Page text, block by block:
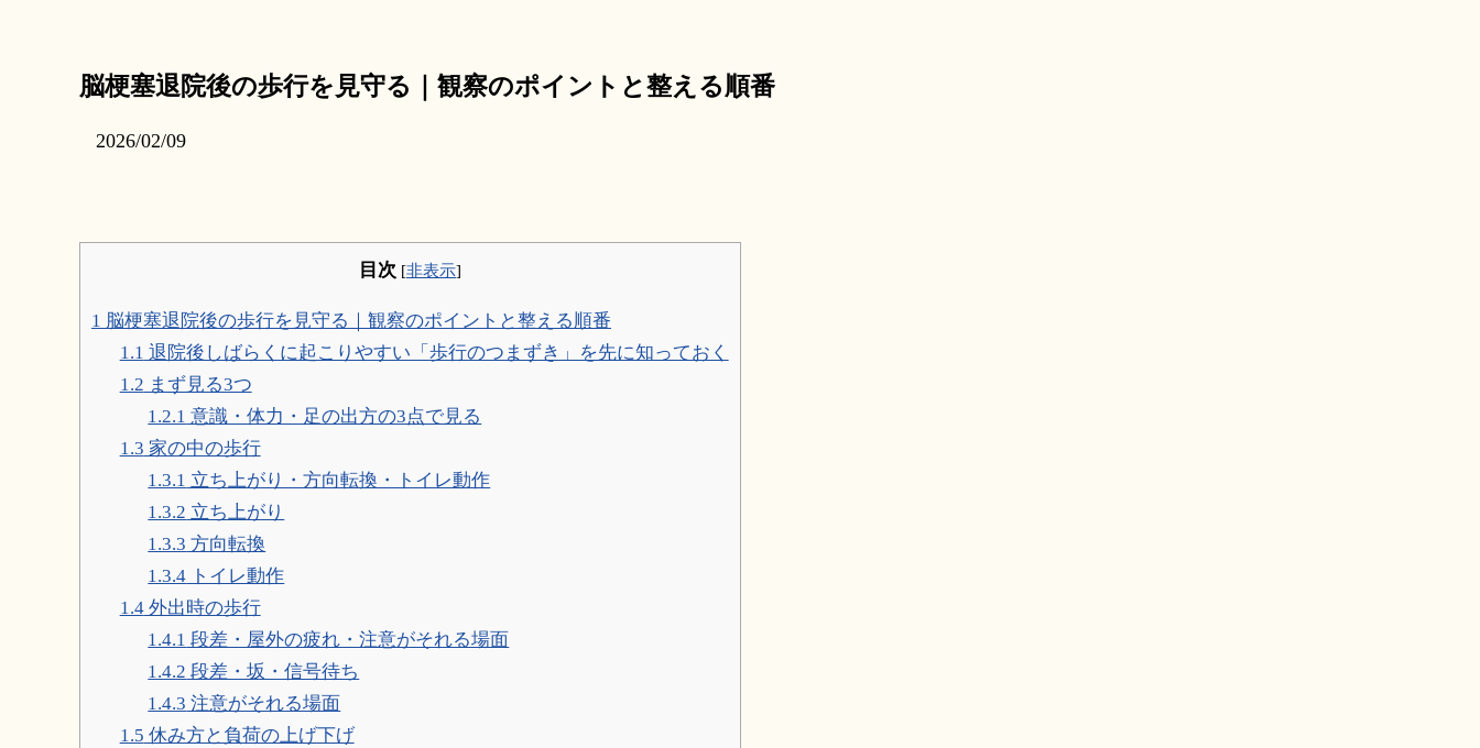
脳梗塞退院後の歩行を見守る｜観察のポイントと整える順番
2026/02/09
目次 [非表示]
1 脳梗塞退院後の歩行を見守る｜観察のポイントと整える順番
1.1 退院後しばらくに起こりやすい「歩行のつまずき」を先に知っておく
1.2 まず見る3つ
1.2.1 意識・体力・足の出方の3点で見る
1.3 家の中の歩行
1.3.1 立ち上がり・方向転換・トイレ動作
1.3.2 立ち上がり
1.3.3 方向転換
1.3.4 トイレ動作
1.4外出時の歩行
1.4.1 段差・屋外の疲れ・注意がそれる場面
1.4.2 段差・坂・信号待ち
1.4.3 注意がそれる場面
1.5 休み方と負荷の上げ下げ